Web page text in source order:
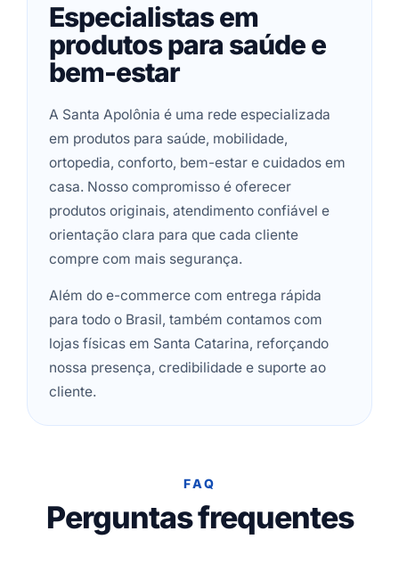
Especialistas em
produtos para saúde e
bem-estar
A Santa Apolônia é uma rede especializada
em produtos para saúde, mobilidade,
ortopedia, conforto, bem-estar e cuidados em
casa. Nosso compromisso é oferecer
produtos originais, atendimento confiável e
orientação clara para que cada cliente
compre com mais segurança.
Além do e-commerce com entrega rápida
para todo o Brasil, também contamos com
lojas físicas em Santa Catarina, reforçando
nossa presença, credibilidade e suporte ao
cliente.
FAQ
Perguntas frequentes